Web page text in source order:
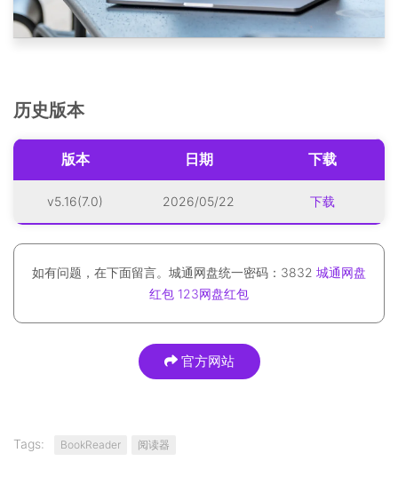
历史版本
版本 日期 下载
v5.16(7.0) 2026/05/22 下载
如有问题，在下面留言。城通网盘统一密码：3832 城通网盘
红包 123网盘红包
官方网站
Tags: BookReader 阅读器